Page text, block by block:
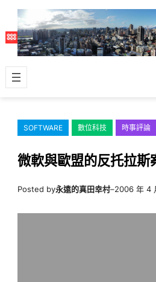
主
容
SOFTWARE 數位科技 時事評論
微軟與歐盟的反托拉斯
Posted by永遠的真田幸村–2006 年 4